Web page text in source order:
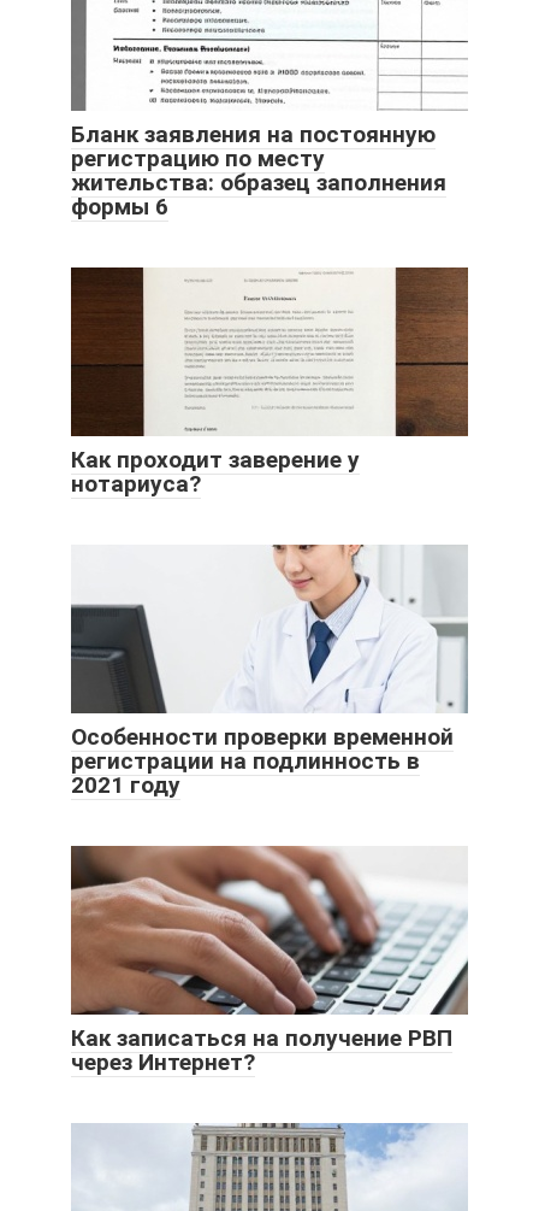
Бланк заявления на постоянную
регистрацию по месту
жительства: образец заполнения
формы 6
Как проходит заверение у
нотариуса?
Особенности проверки временной
регистрации на подлинность в
2021 году
Как записаться на получение РВП
через Интернет?